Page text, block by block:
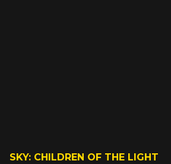
SKY: CHILDREN OF THE LIGHT